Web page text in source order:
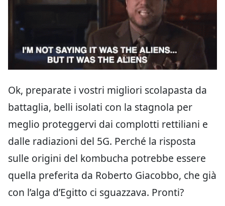
Ok, preparate i vostri migliori scolapasta da
battaglia, belli isolati con la stagnola per
meglio proteggervi dai complotti rettiliani e
dalle radiazioni del 5G. Perché la risposta
sulle origini del kombucha potrebbe essere
quella preferita da Roberto Giacobbo, che già
con l’alga d’Egitto ci sguazzava. Pronti?